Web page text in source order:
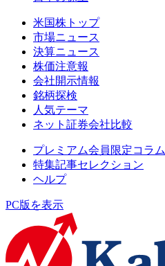
米国株トップ
市場ニュース
決算ニュース
株価注意報
会社開示情報
銘柄探検
人気テーマ
ネット証券会社比較
プレミアム会員限定コラム
特集記事セレクション
ヘルプ
PC版を表示